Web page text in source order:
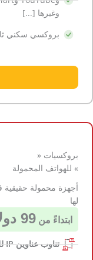
وغيرها [...]
بروكسي سكني
بروكسيات «
» للهواتف المحمولة
لها
ابتداءً من99 دولارًا
تناوب عناوين IP للجوال